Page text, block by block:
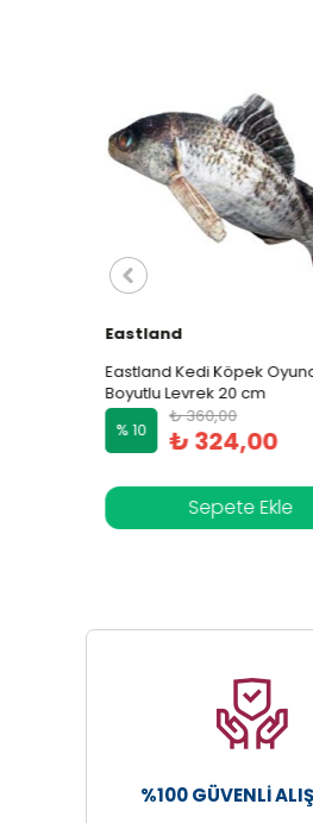
Eastland
Eastland Kedi Köpek
Boyutlu Levrek 20 cm
% 10
₺ 360,00
₺ 324,00
%100 GÜVENLI